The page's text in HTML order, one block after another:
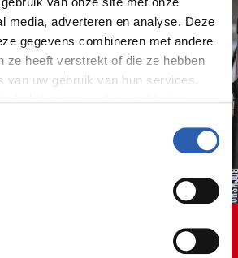
media, adverteren en analyse. Deze
gegevens combineren met andere
ze heeft verstrekt of die ze hebben
van uw gebruik van hun services.
die uw gegevens